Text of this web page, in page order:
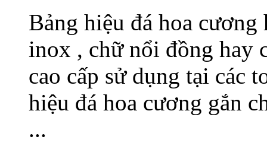
Bảng hiệu đá hoa
inox , chữ nổi đồng hay
cao cấp sử dụng tại các
hiệu đá hoa cương gắn
...